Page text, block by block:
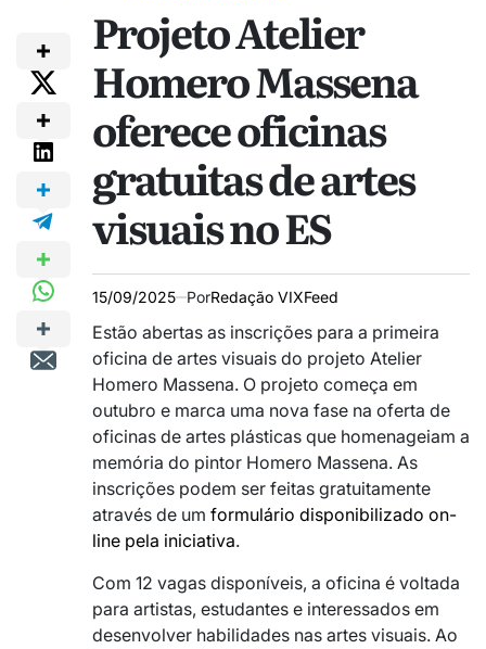
Projeto Atelier
Homero Massena
oferece oficinas
gratuitas de artes
visuais no ES
15/09/2025 PorRedação VIXFeed
Estão abertas as inscrições para a primeira
oficina de artes visuais do projeto Atelier
Homero Massena. O projeto começa em
outubro e marca uma nova fase na oferta de
oficinas de artes plásticas que homenageiam a
memória do pintor Homero Massena. As
inscrições podem ser feitas gratuitamente
através de um formulário disponibilizado on-
line pela iniciativa.
Com 12 vagas disponíveis, a oficina é voltada
para artistas, estudantes e interessados em
desenvolver habilidades nas artes visuais. Ao